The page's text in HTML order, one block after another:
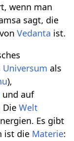
wenn man
sagt, die
Vedanta ist.
Universum als
),
und auf
DieWelt
Es gibt
ist die Materie: